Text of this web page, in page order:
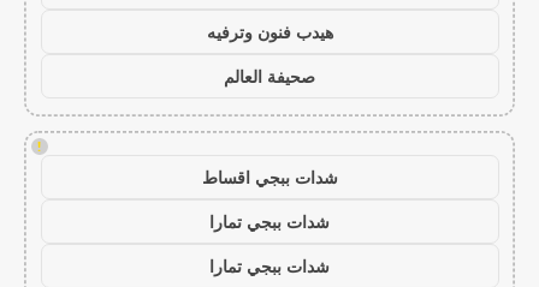
هيدب فنون وترفيه
صحيفة العالم
!
شدات ببجي اقساط
شدات ببجي تمارا
شدات ببجي تمارا